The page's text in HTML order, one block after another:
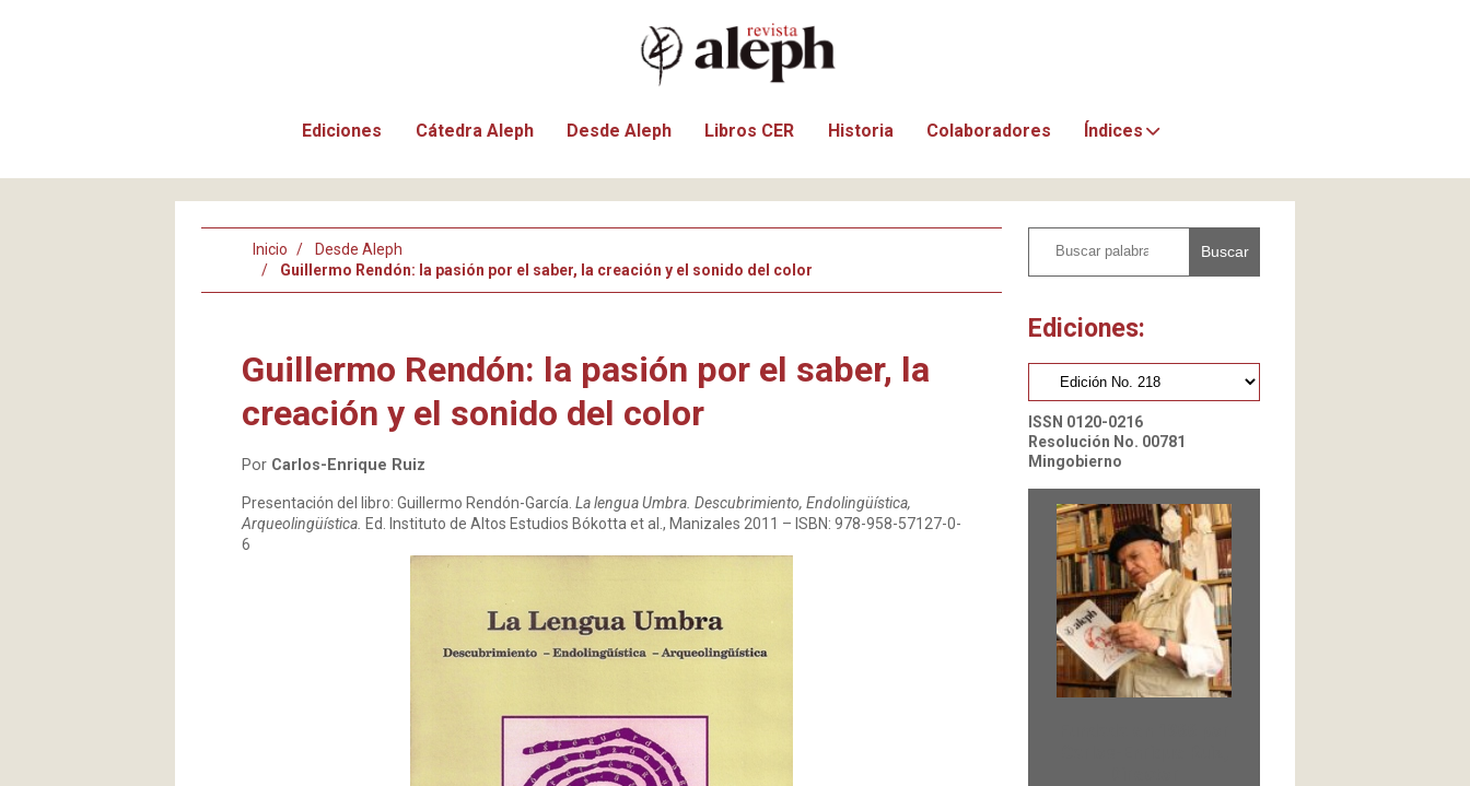
Ediciones Cátedra Aleph Desde Aleph Libros CER Historia Colaboradores Índices
Inicio
Desde Aleph
Guillermo Rendón: la pasión por el saber, la creación y el sonido del color
Guillermo Rendón: la pasión por el saber, la
creación y el sonido del color
Por Carlos-Enrique Ruiz
Presentación del libro: Guillermo Rendón-García. La lengua Umbra. Descubrimiento, Endolingüística,
Arqueolingüística. Ed. Instituto de Altos Estudios Bókotta et al., Manizales 2011 – ISBN: 978-958-57127-0-
6
Buscar
Ediciones:
ISSN 0120-0216
Resolución No. 00781
Mingobierno